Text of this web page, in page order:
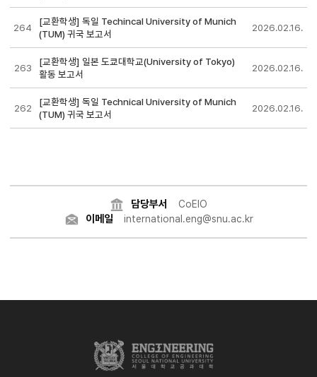
264
[교환학생] 독일 Techincal University of Munich
(TUM) 귀국 보고서
2026.02.16.
263
[교환학생] 일본 도쿄대학교(University of Tokyo)
활동 보고서
2026.02.16.
262
[교환학생] 독일 Technical University of Munich
(TUM) 귀국 보고서
2026.02.16.
담당부서 CoEIO
이메일 international.eng@snu.ac.kr